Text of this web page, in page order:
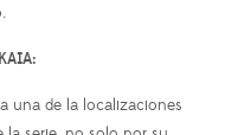
una de la localizaciones